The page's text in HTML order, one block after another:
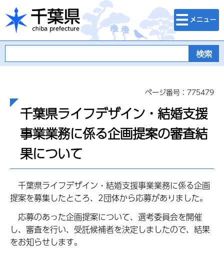
千葉県
検索・メニュ
ー
ページ番号：775479
千葉県ライフデザイン・結婚支援
事業業務に係る企画提案の審査結
果について
千葉県ライフデザイン・結婚支援事業業務に係る企画
提案を募集したところ、2団体から応募がありました。
応募のあった企画提案について、選考委員会を開催
し、審査を行い、受託候補者を決定しましたので、結果
をお知らせします。